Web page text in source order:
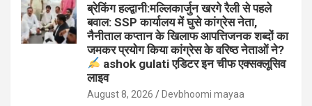
ब्रेकिंग हल्द्वानी:मल्लिकार्जुन खरगे रैली से पहले
बवाल: SSP कार्यालय में घुसे कांग्रेस नेता,
नैनीताल कप्तान के खिलाफ आपत्तिजनक शब्दों का
जमकर प्रयोग किया कांग्रेस के वरिष्ठ नेताओं ने?
ashok gulati एडिटर इन चीफ एक्सक्लूसिव
लाइव
August 8, 2026 Devbhoomi mayaa